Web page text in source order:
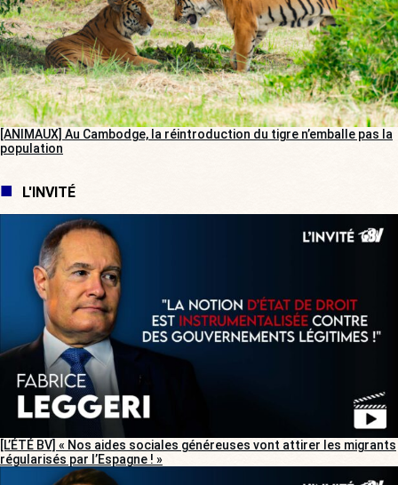
[ANIMAUX] Au Cambodge, la réintroduction du tigre n’emballe pas la
population
L'INVITÉ
[L’ÉTÉ BV] « Nos aides sociales généreuses vont attirer les migrants
régularisés par l’Espagne ! »